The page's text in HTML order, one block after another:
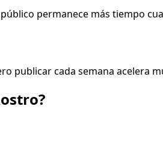
permanece más tiempo
publicar cada semana acelera